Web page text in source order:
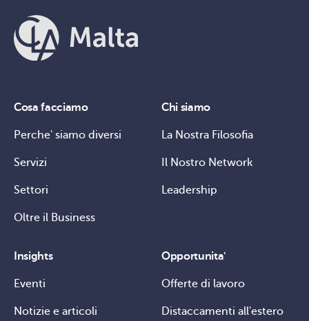
Cosa facciamo
Perche' siamo diversi
Servizi
Settori
Oltre il Business
Chi siamo
La Nostra Filosofia
Il Nostro Network
Leadership
Insights
Eventi
Notizie e articoli
Opportunita'
Offerte di lavoro
Distaccamenti all'estero